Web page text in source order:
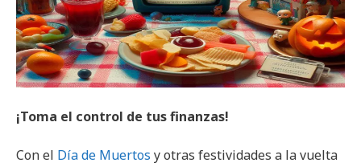
¡Toma el control de tus finanzas!
Con el Día de Muertos y otras festividades a la vuelta